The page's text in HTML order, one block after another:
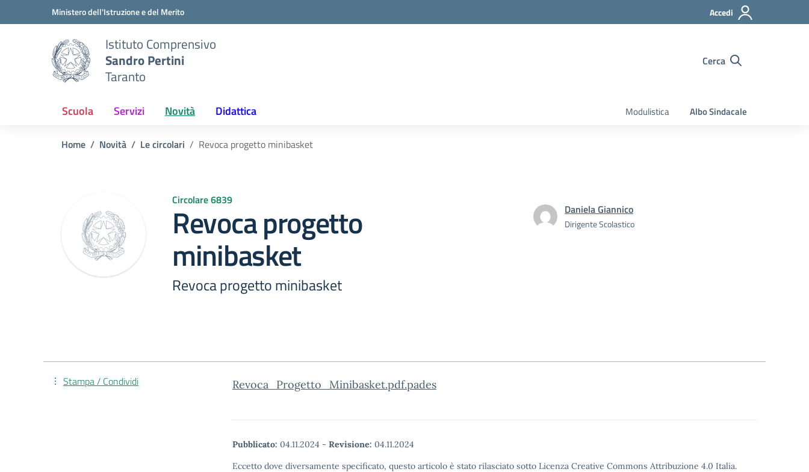
Vai ai contenuti
Vai al menu di navigazioneMinistero dell'Istruzione e del Merito Accedi
Istituto Comprensivo
Sandro Pertini
Taranto
Cerca
Scuola Servizi Novità Didattica Modulistica Albo Sindacale
Home Novità Le circolari Revoca progetto minibasket
Circolare 6839
Revoca progetto
minibasket
Revoca progetto minibasket
Daniela Giannico
Dirigente Scolastico
Revoca_Progetto_Minibasket.pdf.pades
Pubblicato: 04.11.2024 - Revisione: 04.11.2024
Eccetto dove diversamente specificato, questo articolo è stato rilasciato sotto Licenza Creative Commons Attribuzione 4.0 Italia.
Stampa / Condividi